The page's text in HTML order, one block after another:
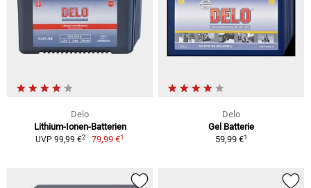
Delo
Lithium-Ionen-Batterien
UVP 99,99 €2 79,99 €1
Delo
Gel Batterie
59,99 €1